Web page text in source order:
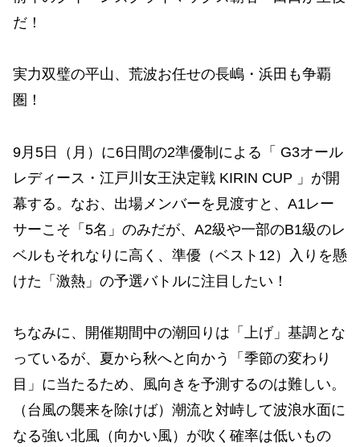
だ！
実力双璧の平山、荒波お任せの長嶋・浜田も争覇
圏！
9月5日（月）に6日間の2準優制による「 G3オール
レディース・江戸川女王決定戦 KIRIN CUP 」が開
幕する。なお、出場メンバーを見渡すと、A1レー
サーこそ「5名」のみだが、A2級や一部のB1級のレ
ベルもそれなりに高く、準優（ベスト12）入りを懸
けた「激熱」の予選バトルに注目したい！
ちなみに、開催期間中の潮回りは「上げ」基調とな
っているが、夏から秋へと向かう「季節の変わり
目」に当たるため、風向きを予測するのは難しい。
（台風の襲来を除けば）潮流と対峙して波浪水面に
なる強い北風（向かい風）が吹く確率は低いもの